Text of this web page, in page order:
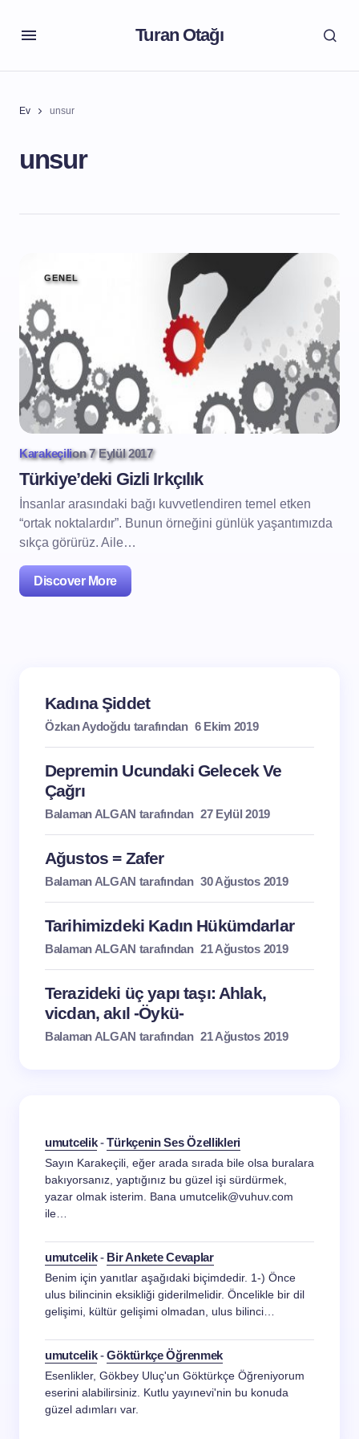
Turan Otağı
Ev unsur
unsur
GENEL
Karakeçilion 7 Eylül 2017
Türkiye’deki Gizli Irkçılık
İnsanlar arasındaki bağı kuvvetlendiren temel etken
“ortak noktalardır”. Bunun örneğini günlük yaşantımızda
sıkça görürüz. Aile…
Discover More
Kadına Şiddet
Özkan Aydoğdu tarafından 6 Ekim 2019
Depremin Ucundaki Gelecek Ve
Çağrı
Balaman ALGAN tarafından 27 Eylül 2019
Ağustos = Zafer
Balaman ALGAN tarafından 30 Ağustos 2019
Tarihimizdeki Kadın Hükümdarlar
Balaman ALGAN tarafından 21 Ağustos 2019
Terazideki üç yapı taşı: Ahlak,
vicdan, akıl -Öykü-
Balaman ALGAN tarafından 21 Ağustos 2019
umutcelik-Türkçenin Ses Özellikleri
Sayın Karakeçili, eğer arada sırada bile olsa buralara
bakıyorsanız, yaptığınız bu güzel işi sürdürmek,
yazar olmak isterim. Bana umutcelik@vuhuv.com
ile…
umutcelik- Bir Ankete Cevaplar
Benim için yanıtlar aşağıdaki biçimdedir. 1-) Önce
ulus bilincinin eksikliği giderilmelidir. Öncelikle bir dil
gelişimi, kültür gelişimi olmadan, ulus bilinci…
umutcelik-Göktürkçe Öğrenmek
Esenlikler, Gökbey Uluç'un Göktürkçe Öğreniyorum
eserini alabilirsiniz. Kutlu yayınevi'nin bu konuda
güzel adımları var.